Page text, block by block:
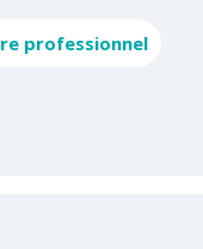
professionnel